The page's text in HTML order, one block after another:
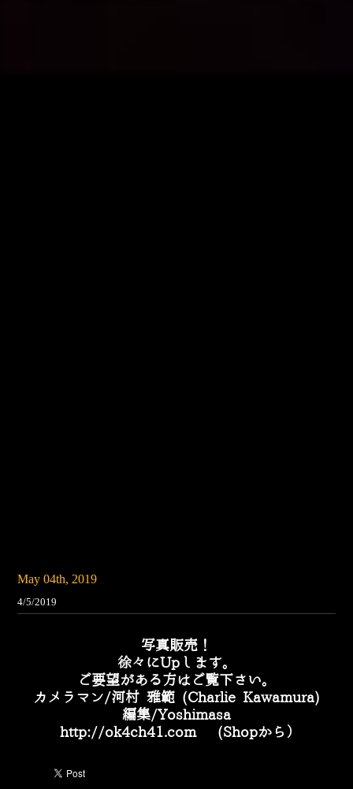
May 04th, 2019
4/5/2019
写真販売！
徐々にUpします。
ご要望がある方はご覧下さい。
カメラマン/河村 雅範 (Charlie Kawamura)
編集/Yoshimasa
http://ok4ch41.com(Shopから）